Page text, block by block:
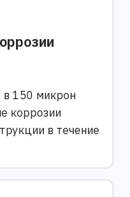
в 150 микрон
коррозии
в течение